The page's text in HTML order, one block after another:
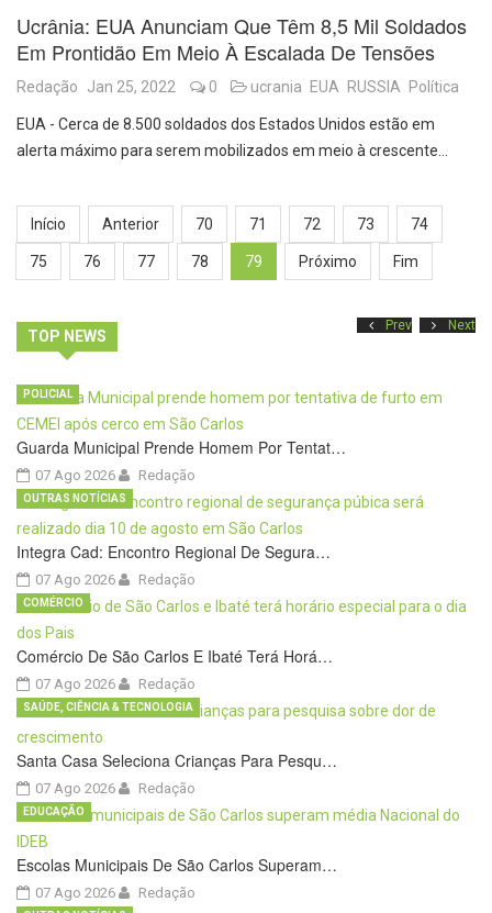
Ucrânia: EUA Anunciam Que Têm 8,5 Mil Soldados
Em Prontidão Em Meio À Escalada De Tensões
Redação Jan 25, 2022 0 ucrania EUA RUSSIA Política
EUA - Cerca de 8.500 soldados dos Estados Unidos estão em
alerta máximo para serem mobilizados em meio à crescente…
Início Anterior 70 71 72 73 74
75 76 77 78 79 Próximo Fim
TOP NEWS
Prev Next
Guarda Municipal Prende Homem Por Tentat…
07 Ago 2026
POLICIAL
Redação
Integra Cad: Encontro Regional De Segura…
07 Ago 2026
OUTRAS NOTÍCIAS
Redação
Comércio De São Carlos E Ibaté Terá Horá…
07 Ago 2026
COMÉRCIO
Redação
Santa Casa Seleciona Crianças Para Pesqu…
07 Ago 2026
SAÚDE, CIÊNCIA & TECNOLOGIA
Redação
Escolas Municipais De São Carlos Superam…
07 Ago 2026
EDUCAÇÃO
Redação